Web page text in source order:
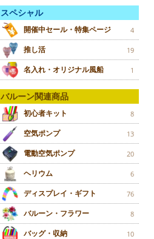
スペシャル
開催中セール・特集ページ 4
推し活 19
名入れ・オリジナル風船 1
バルーン関連商品
初心者キット 8
空気ポンプ 13
電動空気ポンプ 20
ヘリウム 6
ディスプレイ・ギフト 76
バルーン・フラワー 8
バッグ・収納 10